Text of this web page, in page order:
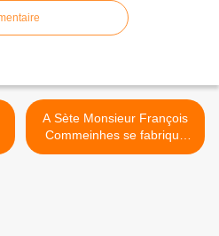
A Sète Monsieur François
Commeinhes se fabrique
une majorité stalinienne >